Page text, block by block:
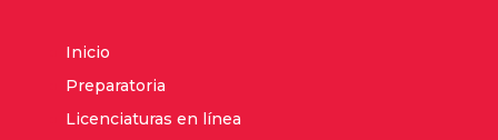
Inicio
Preparatoria
Licenciaturas en línea